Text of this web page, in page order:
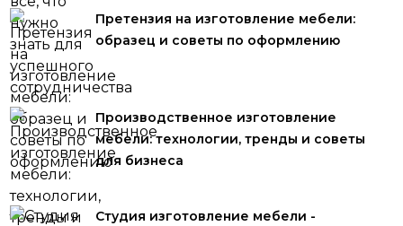
Претензия на изготовление мебели:
образец и советы по оформлению
Производственное изготовление
мебели: технологии, тренды и советы
для бизнеса
Студия изготовление мебели -